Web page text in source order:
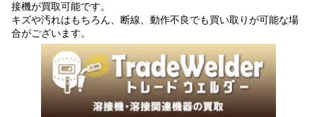
接機が買取可能です。
キズや汚れはもちろん、断線、動作不良でも買い取りが可能な場
合がございます。